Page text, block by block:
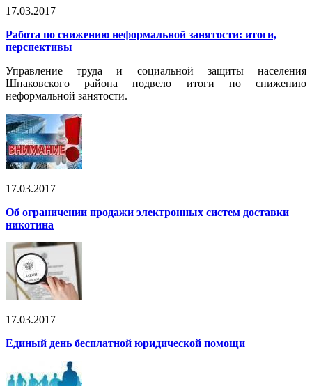
17.03.2017
Работа по снижению неформальной занятости: итоги,
перспективы
Управление труда и социальной защиты населения
Шпаковского района подвело итоги по снижению
неформальной занятости.
17.03.2017
Об ограничении продажи электронных систем доставки
никотина
17.03.2017
Единый день бесплатной юридической помощи